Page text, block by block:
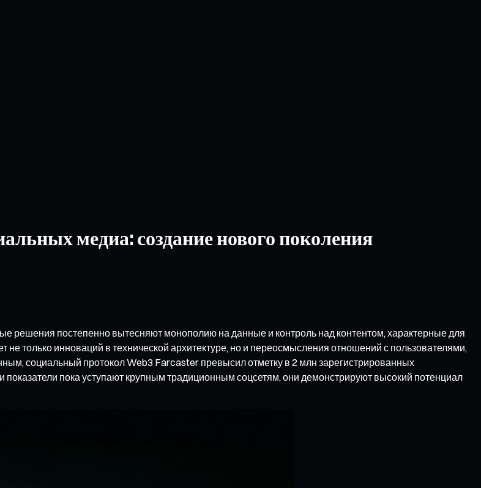
медиа: создание нового поколения
решения постепенно вытесняют монополию на данные и контроль над контентом, характерные для
не только инноваций в технической архитектуре, но и переосмысления отношений с пользователями,
социальный протокол Web3 Farcaster превысил отметку в 2 млн зарегистрированных
показатели пока уступают крупным традиционным соцсетям, они демонстрируют высокий потенциал